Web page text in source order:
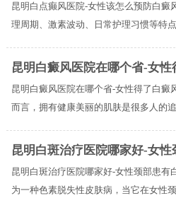
昆明白点癫风医院-女性该怎么预防白癜
理周期、激素波动、日常护理习惯等特
昆明白癜风医院在哪个省-女
昆明白癜风医院在哪个省-女性得了白癜
而言，拥有健康美丽的肌肤是很多人的
昆明白斑治疗医院哪家好-女
昆明白斑治疗医院哪家好-女性颈部患有
为一种色素脱失性皮肤病，当它在女性